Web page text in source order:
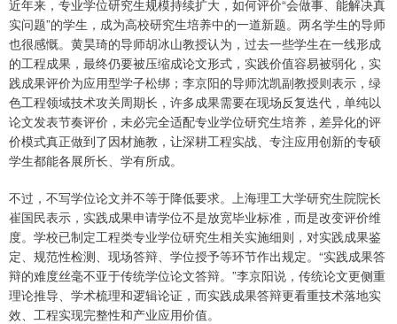
近年来，专业学位研究生规模持续扩大，如何评价“会做事、能解决真
实问题”的学生，成为高校研究生培养中的一道新题。两名学生的导师
也很感慨。黄昊琦的导师胡冰山教授认为，过去一些学生在一线形成
的工程成果，最终仍要被压缩成论文形式，实践价值容易被弱化，实
践成果评价为应用型学子松绑；李京阳的导师沈凯副教授则表示，绿
色工程领域技术攻关周期长，许多成果需要在现场反复迭代，单纯以
论文发表节奏评价，未必完全适配专业学位研究生培养，差异化的评
价模式真正做到了因材施教，让深耕工程实战、专注应用创新的专硕
学生都能各展所长、学有所成。
不过，不写学位论文并不等于降低要求。上海理工大学研究生院院长
崔国民表示，实践成果申请学位不是放宽毕业标准，而是改变评价维
度。学校已制定工程类专业学位研究生相关实施细则，对实践成果鉴
定、规范性检测、现场答辩、学位授予等环节作出规定。“实践成果答
辩的难度丝毫不亚于传统学位论文答辩。”李京阳说，传统论文更侧重
理论推导、学术梳理和逻辑论证，而实践成果答辩更看重技术落地实
效、工程实现完整性和产业应用价值。